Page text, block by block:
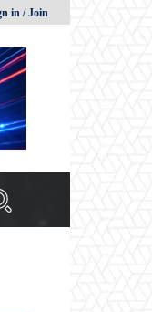
in / Join